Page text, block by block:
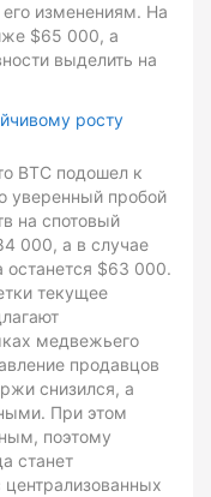
изменениям. На
$65 000, а
выделить на
росту
BTC подошел к
уверенный пробой
на спотовый
000, а в случае
останется $63 000.
текущее
медвежьего
продавцов
снизился, а
При этом
поэтому
станет